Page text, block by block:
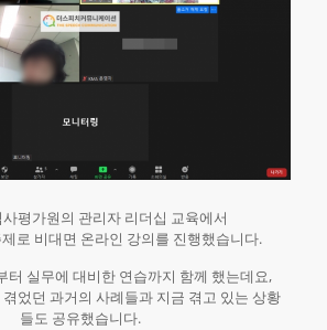
평가원의 관리자 리더십 교육에서
로 비대면 온라인 강의를 진행했습니다.
터 실무에 대비한 연습까지 함께 했는데요,
었던 과거의 사례들과 지금 겪고 있는 상황
들도 공유했습니다.